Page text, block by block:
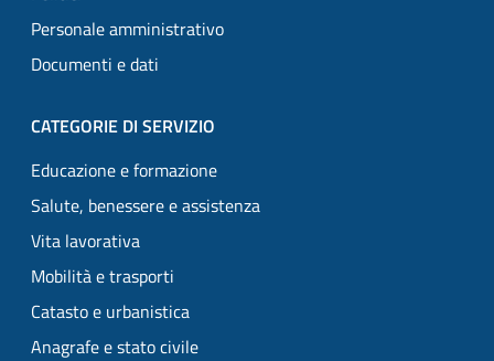
Personale amministrativo
Documenti e dati
CATEGORIE DI SERVIZIO
Educazione e formazione
Salute, benessere e assistenza
Vita lavorativa
Mobilità e trasporti
Catasto e urbanistica
Anagrafe e stato civile